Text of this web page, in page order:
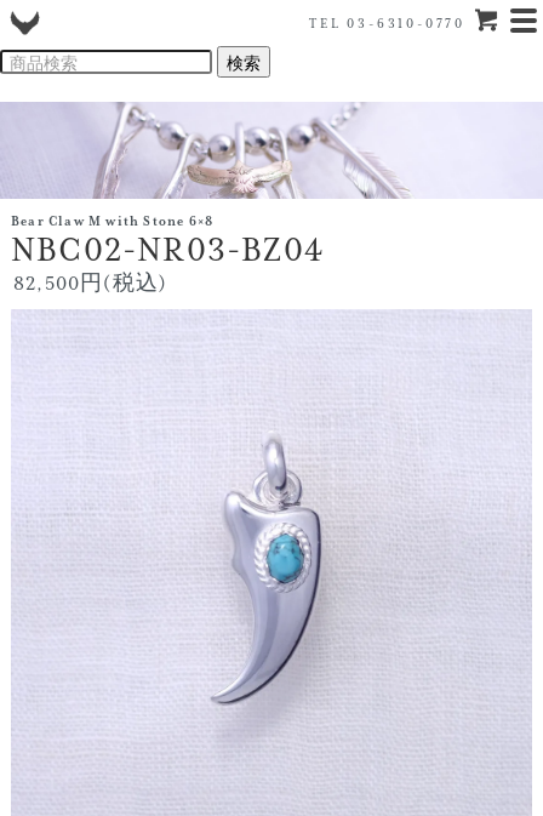
TEL 03-6310-0770
Bear Claw M with Stone 6×8
NBC02-NR03-BZ04
82,500円(税込)